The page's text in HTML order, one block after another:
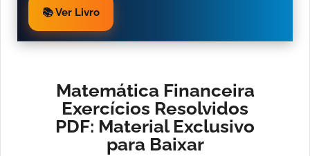
📚 Ver Livro
Matemática Financeira
Exercícios Resolvidos
PDF: Material Exclusivo
para Baixar